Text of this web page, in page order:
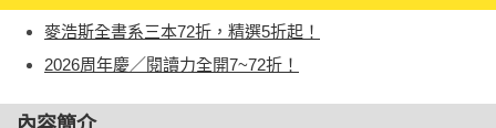
麥浩斯全書系三本72折，精選5折起！
2026周年慶／閱讀力全開7~72折！